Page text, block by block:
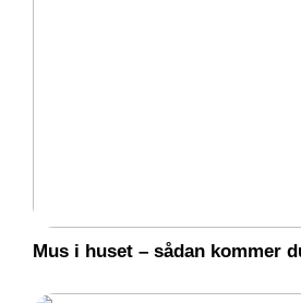
Mus i huset – sådan kommer